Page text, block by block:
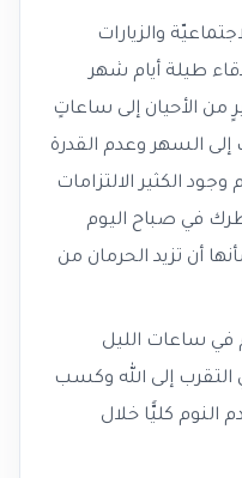
والزيارات
طيلة أيام شهر
من الأحيان إلى ساعاتٍ
السهر وعدم القدرة
الكثير الالتزامات
في صباح اليوم
أن تزيد الحرمان من
في ساعات الليل
إلى الله وكسب
النوم كليًّا خلال